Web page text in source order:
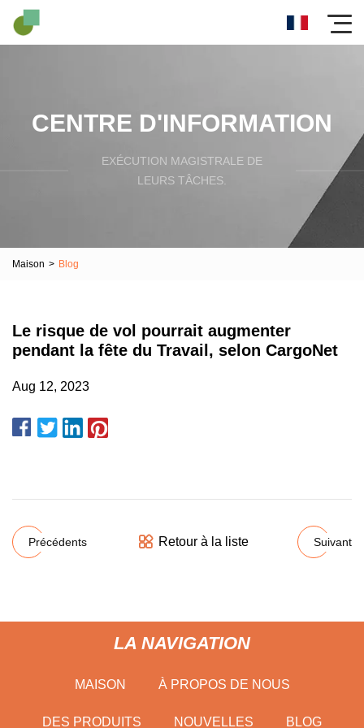
CENTRE D'INFORMATION
EXÉCUTION MAGISTRALE DE
LEURS TÂCHES.
Maison > Blog
Le risque de vol pourrait augmenter
pendant la fête du Travail, selon CargoNet
Aug 12, 2023
Précédents Retour à la liste Suivant
LA NAVIGATION
MAISON À PROPOS DE NOUS
DES PRODUITS NOUVELLES BLOG